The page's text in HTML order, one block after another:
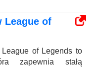
League of
of Legends to
zapewnia stałą